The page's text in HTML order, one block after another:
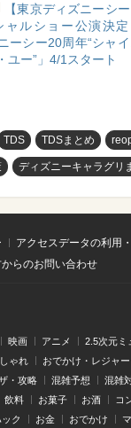
【東京ディズニーシー
ルショー公演決定
ーシー20周年“シャイ
ユー”」4/1スタート
TDS TDSまとめ
ディズニーキャラグリ
アクセスデータの利用
らのお問い合わせ
映画 アニメ 2.5次元ミ
ゃれ おでかけ・レジャー
・攻略 混雑予想 混雑
飲料 お菓子 お酒 コ
ク お金 おでかけ